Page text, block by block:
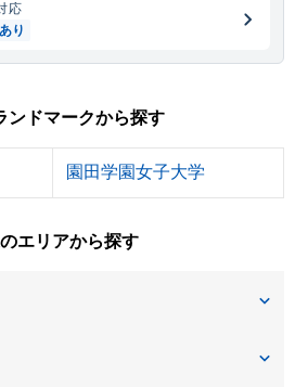
応
り
ンドマークから探す
園田学園女子大学
エリアから探す